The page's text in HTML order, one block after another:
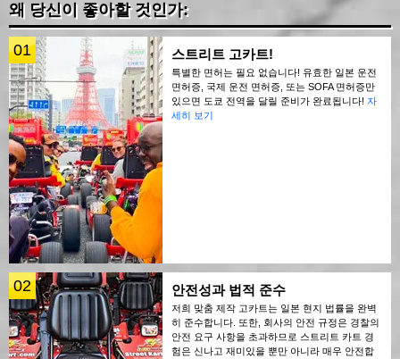
왜 당신이 좋아할 것인가:
01 스트리트 고카트!
특별한 면허는 필요 없습니다! 유효한 일본 운전
면허증, 국제 운전 면허증, 또는 SOFA 면허증만
있으면 도쿄 전역을 달릴 준비가 완료됩니다! 자
세히 보기
02 안전성과 법적 준수
저희 맞춤 제작 고카트는 일본 현지 법률을 완벽
히 준수합니다. 또한, 회사의 안전 규정은 경찰의
안전 요구 사항을 초과하므로 스트리트 카트 경
험은 신나고 재미있을 뿐만 아니라 매우 안전합